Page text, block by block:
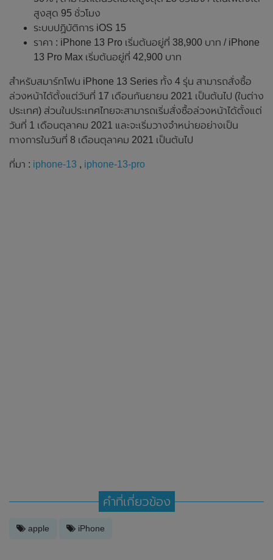
สูงสุด 95 ชั่วโมง
ระบบปฏิบัติการ iOS 15
ราคา : iPhone 13 Pro เริ่มต้นอยู่ที่ 38,900 บาท / iPhone
13 Pro Max เริ่มต้นอยู่ที่ 42,900 บาท
สำหรับสมาร์ทโฟน iPhone 13 Series ทั้ง 4 รุ่น สามารถสั่งซื้อ
ล่วงหน้าได้ตั้งแต่วันที่ 17 เดือนกันยายน 2021 เป็นต้นไป (ในต่าง
ประเทศ) ส่วนในประเทศไทยจะสามารถเริ่มสั่งซื้อล่วงหน้าได้ตั้งแต่
วันที่ 1 เดือนตุลาคม 2021 และจะเริ่มวางจำหน่ายอย่างเป็น
ทางการในวันที่ 8 เดือนตุลาคม 2021 เป็นต้นไป
ที่มา : iphone-13 , iphone-13-pro
คำที่เกี่ยวข้อง
apple iPhone